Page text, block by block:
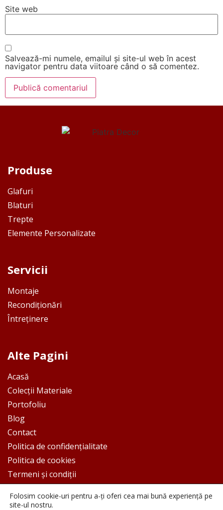
Site web
Salvează-mi numele, emailul și site-ul web în acest
navigator pentru data viitoare când o să comentez.
Produse
Glafuri
Blaturi
Trepte
Elemente Personalizate
Servicii
Montaje
Recondiționări
Întreținere
Alte Pagini
Acasă
Colecții Materiale
Portofoliu
Blog
Contact
Politica de confidențialitate
Politica de cookies
Termeni și condiții
Folosim cookie-uri pentru a-ți oferi cea mai bună experiență pe
site-ul nostru.